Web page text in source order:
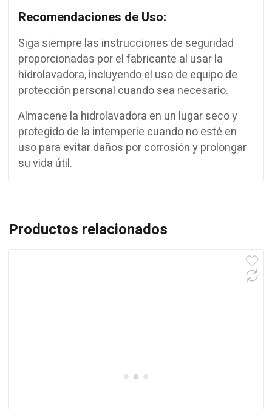
Recomendaciones de Uso:
Siga siempre las instrucciones de seguridad
proporcionadas por el fabricante al usar la
hidrolavadora, incluyendo el uso de equipo de
protección personal cuando sea necesario.
Almacene la hidrolavadora en un lugar seco y
protegido de la intemperie cuando no esté en
uso para evitar daños por corrosión y prolongar
su vida útil.
Productos relacionados